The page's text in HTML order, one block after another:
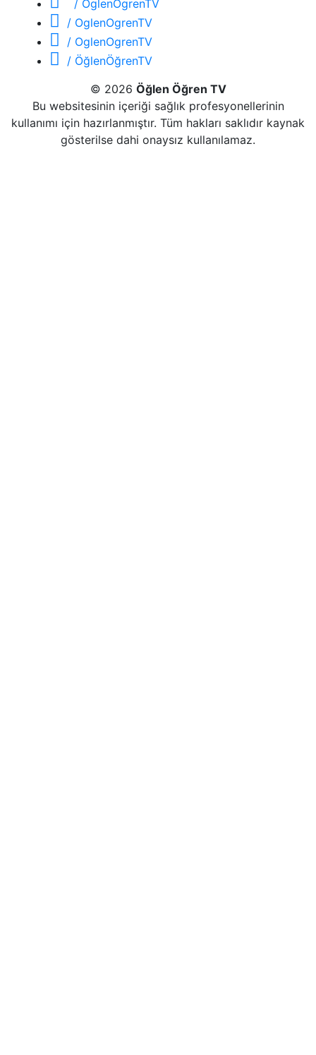
/ OglenOgrenTV
/ OglenOgrenTV
/ OglenOgrenTV
/ ÖğlenÖğrenTV
© 2026 Öğlen Öğren TV
Bu websitesinin içeriği sağlık profesyonellerinin
kullanımı için hazırlanmıştır. Tüm hakları saklıdır kaynak
gösterilse dahi onaysız kullanılamaz.